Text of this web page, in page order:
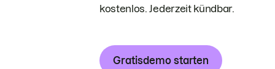
kostenlos. Jederzeit kündbar.
Gratisdemo starten